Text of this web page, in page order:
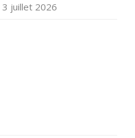
3 juillet 2026